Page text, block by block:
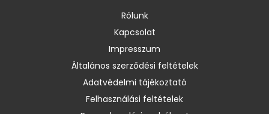
Rólunk
Kapcsolat
Impresszum
Általános szerződési feltételek
Adatvédelmi tájékoztató
Felhasználási feltételek